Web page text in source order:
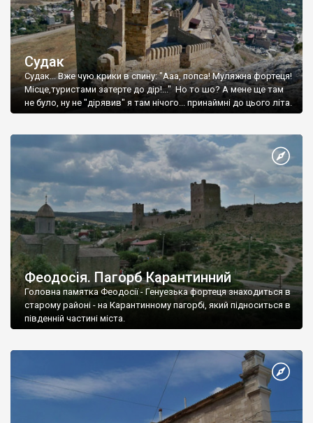
Судак
Судак... Вже чую крики в спину: "Ааа, попса! Муляжна фортеця!
Місце,туристами затерте до дір!..." Но то шо? А мене ще там
не було, ну не "дірявив" я там нічого... принаймні до цього літа.
Феодосія. Пагорб Карантинний
Головна памятка Феодосії - Генуезька фортеця знаходиться в
старому районі - на Карантинному пагорбі, який підноситься в
південній частині міста.